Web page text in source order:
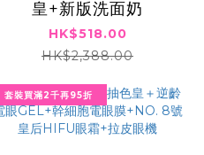
皇+新版洗面奶
HK$518.00
HK$2,388.00
套裝買滿2千再95折